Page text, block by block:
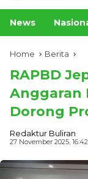
News
Home Berita
RAPBD
Anggaran
Dorong
Redaktur Buliran
27 November 2025,